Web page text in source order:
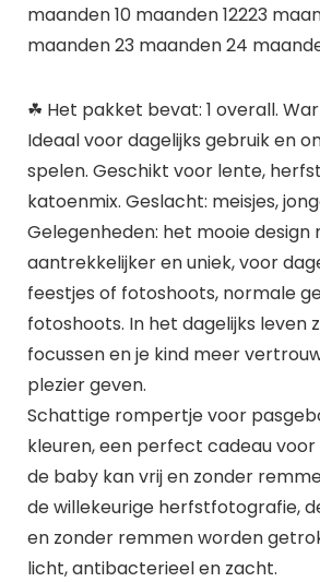
maanden 10 maanden 12223
maanden 23 maanden 24
☘ Het pakket bevat: 1 overall.
Ideaal voor dagelijks gebruik en
spelen. Geschikt voor lente,
katoenmix. Geslacht: meisjes,
Gelegenheden: het mooie design
aantrekkelijker en uniek, voor
feestjes of fotoshoots, normale
fotoshoots. In het dagelijks leven
focussen en je kind meer
plezier geven.
Schattige rompertje voor
kleuren, een perfect cadeau
de baby kan vrij en zonder
de willekeurige herfstfotografie,
en zonder remmen worden
licht, antibacterieel en zacht.